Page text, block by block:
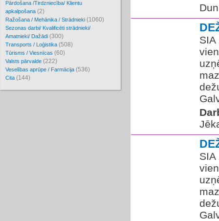
Pārdošana /Tirdzniecība/ Klientu
apkalpošana (2)
Ražošana / Mehānika / Strādnieki (1060)
Sezonas darbi/ Kvalificēti strādnieki/
Amatnieki/ Dažādi (300)
Transports / Loģistika (508)
Tūrisms / Viesnīcas (60)
Valsts pārvalde (222)
Veselības aprūpe / Farmācija (536)
Cita (144)
SIA
SIA